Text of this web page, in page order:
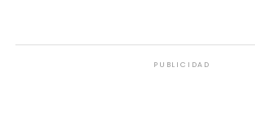
PUBLICIDAD